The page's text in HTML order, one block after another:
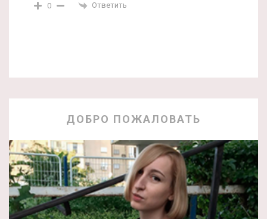
0 Ответить
ДОБРО ПОЖАЛОВАТЬ